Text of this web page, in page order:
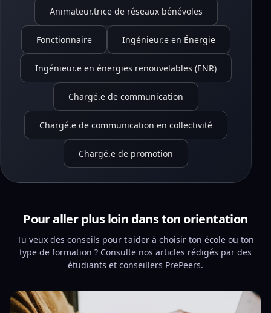
Animateur.trice de réseaux bénévoles
Fonctionnaire Ingénieur.e en Énergie
Ingénieur.e en énergies renouvelables (ENR)
Chargé.e de communication
Chargé.e de communication en collectivité
Chargé.e de promotion
Pour aller plus loin dans ton orientation
Tu veux des conseils pour t'aider à choisir ton école ou ton
type de formation ? Consulte nos articles rédigés par des
étudiants et conseillers PrePeers.